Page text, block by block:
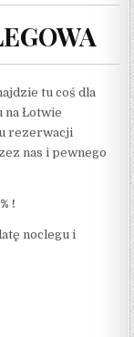
tu coś dla
na Łotwie
rezerwacji
nas i pewnego
!
noclegu i